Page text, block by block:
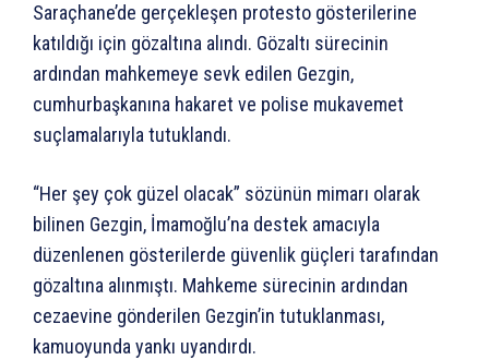
Saraçhane’de gerçekleşen protesto gösterilerine
katıldığı için gözaltına alındı. Gözaltı sürecinin
ardından mahkemeye sevk edilen Gezgin,
cumhurbaşkanına hakaret ve polise mukavemet
suçlamalarıyla tutuklandı.
“Her şey çok güzel olacak” sözünün mimarı olarak
bilinen Gezgin, İmamoğlu’na destek amacıyla
düzenlenen gösterilerde güvenlik güçleri tarafından
gözaltına alınmıştı. Mahkeme sürecinin ardından
cezaevine gönderilen Gezgin’in tutuklanması,
kamuoyunda yankı uyandırdı.